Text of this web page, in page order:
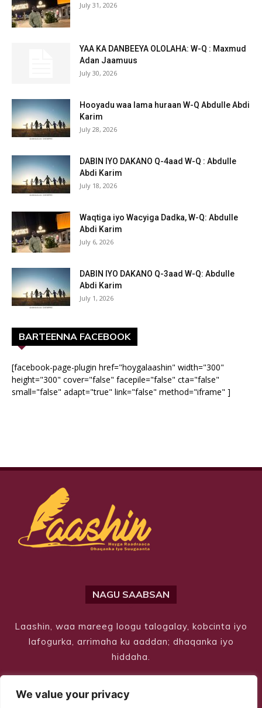
We value your privacy
July 31, 2026
YAA KA DANBEEYA OLOLAHA: W-Q : Maxmud
Adan Jaamuus
July 30, 2026
Hooyadu waa lama huraan W-Q Abdulle Abdi
Karim
July 28, 2026
DABIN IYO DAKANO Q-4aad W-Q : Abdulle
Abdi Karim
July 18, 2026
Waqtiga iyo Wacyiga Dadka, W-Q: Abdulle
Abdi Karim
July 6, 2026
DABIN IYO DAKANO Q-3aad W-Q: Abdulle
Abdi Karim
July 1, 2026
BARTEENNA FACEBOOK
[facebook-page-plugin href="hoygalaashin" width="300"
height="300" cover="false" facepile="false" cta="false"
small="false" adapt="true" link="false" method="iframe" ]
NAGU SAABSAN
Laashin, waa mareeg loogu talogalay, kobcinta iyo
lafogurka, arrimaha ku aaddan; dhaqanka iyo
hiddaha.